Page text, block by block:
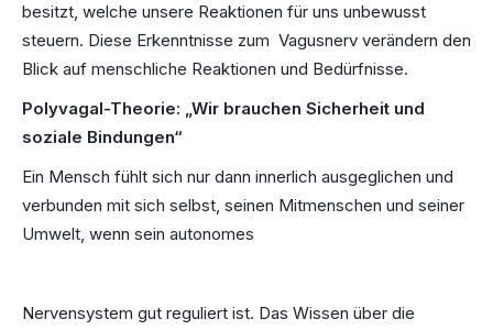
besitzt, welche unsere Reaktionen für uns unbewusst
steuern. Diese Erkenntnisse zum Vagusnerv verändern den
Blick auf menschliche Reaktionen und Bedürfnisse.
Polyvagal-Theorie: „Wir brauchen Sicherheit und
soziale Bindungen“
Ein Mensch fühlt sich nur dann innerlich ausgeglichen und
verbunden mit sich selbst, seinen Mitmenschen und seiner
Umwelt, wenn sein autonomes
Nervensystem gut reguliert ist. Das Wissen über die